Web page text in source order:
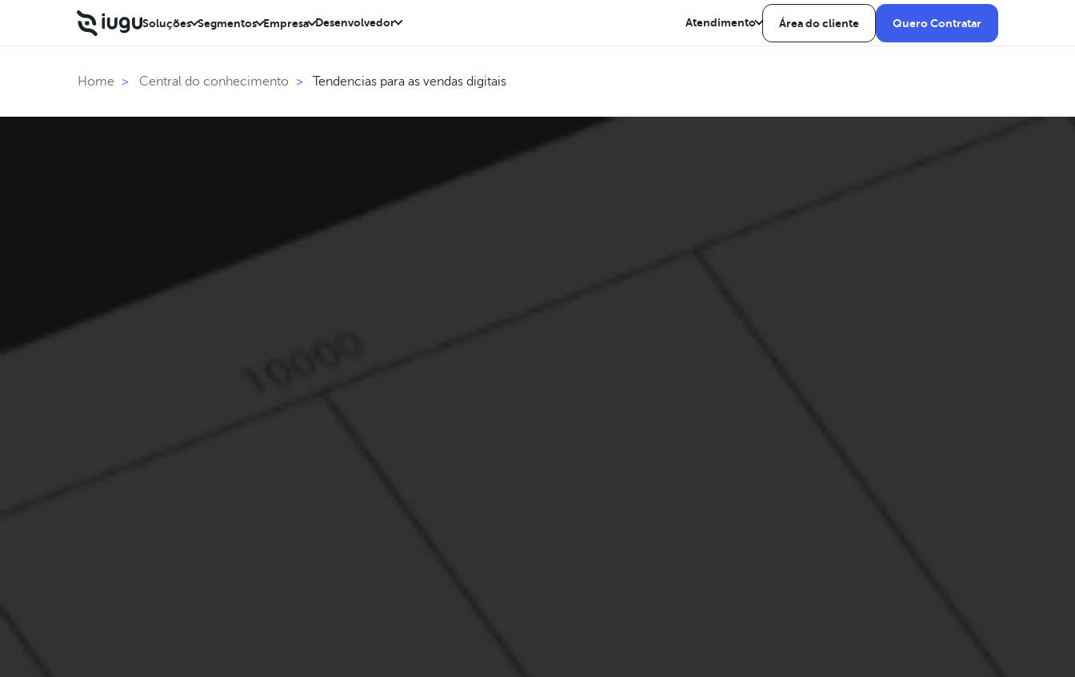
Soluções Segmentos Empresa Desenvolvedor Atendimento Área do cliente Quero Contratar
Home > Central do conhecimento > Tendencias para as vendas digitais